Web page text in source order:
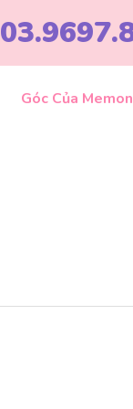
Góc Của Memon